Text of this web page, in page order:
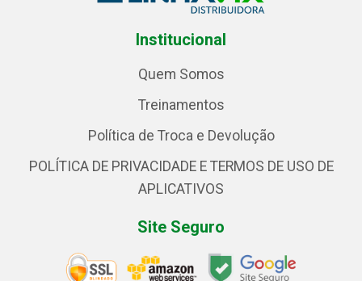
Institucional
Quem Somos
Treinamentos
Política de Troca e Devolução
POLÍTICA DE PRIVACIDADE E TERMOS DE USO DE
APLICATIVOS
Site Seguro